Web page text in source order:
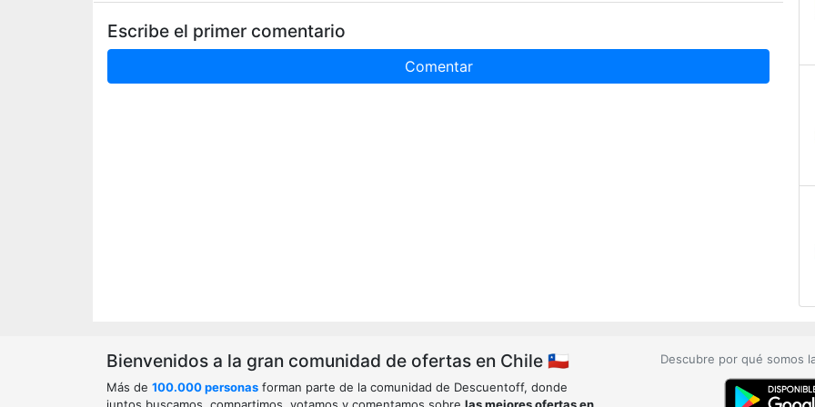
Escribe el primer comentario
Comentar
Bienvenidos a la gran comunidad de ofertas en Chile 🇨🇱
Más de 100.000 personas forman parte de la comunidad de Descuentoff, donde
Descubre por qué somos